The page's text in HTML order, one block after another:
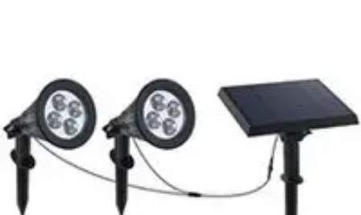
Connect Belgium